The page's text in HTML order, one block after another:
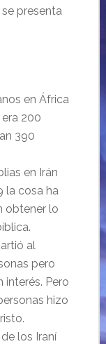
presenta
en África
200
390
en Irán
la cosa ha
obtener lo
al
pero
Pero
hizo
los Iraní